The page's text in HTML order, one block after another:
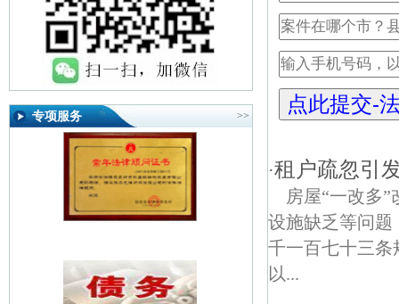
专项服务 >>
·租户疏忽引
房屋“一改多
设施缺乏等问题
千一百七十三条
以...